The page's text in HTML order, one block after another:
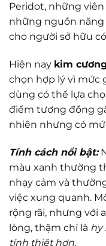
Peridot, những
những nguồn
cho người sở hữu
Hiện nay kim
chọn hợp lý vì mức
dùng có thể lựa
điểm tương đồng
nhiên nhưng có
Tính cách nổi bật:
màu xanh thường
nhạy cảm và
việc xung quanh.
rộng rãi, nhưng với
lòng, thậm chí là hy
tính thiệt hơn.